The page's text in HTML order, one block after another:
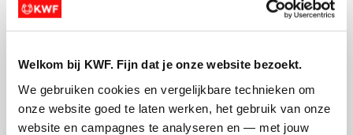
Welkom bij KWF. Fijn dat je onze website bezoekt.
We gebruiken cookies en vergelijkbare technieken om
onze website goed te laten werken, het gebruik van onze
website en campagnes te analyseren en — met jouw
Creditcard